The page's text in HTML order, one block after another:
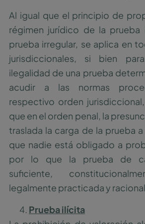
Al igual que el principio de
régimen jurídico de la
prueba irregular, se aplica en
jurisdiccionales, si bien
ilegalidad de una prueba
acudir a las normas
respectivo orden
que en el orden penal, la
traslada la carga de la prueba
que nadie está obligado a
por lo que la prueba de
suficiente,
legalmente practicada y
Prueba ilícita